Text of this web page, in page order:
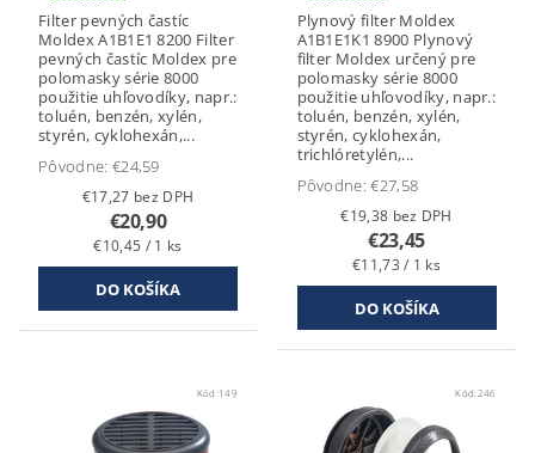
Filter pevných častíc
Moldex A1B1E1 8200 Filter
pevných častíc Moldex pre
polomasky série 8000
použitie uhľovodíky, napr.:
toluén, benzén, xylén,
styrén, cyklohexán,...
Pôvodne: €24,59
€17,27 bez DPH
€20,90
€10,45 / 1 ks
Plynový filter Moldex
A1B1E1K1 8900 Plynový
filter Moldex určený pre
polomasky série 8000
použitie uhľovodíky, napr.:
toluén, benzén, xylén,
styrén, cyklohexán,
trichlóretylén,...
Pôvodne:€27,58
€19,38 bez DPH
€23,45
€11,73 / 1 ks
Kód: 149 Kód: 246